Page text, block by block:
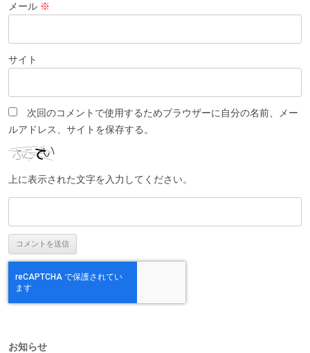
メール ※
サイト
次回のコメントで使用するためブラウザーに自分の名前、メー
ルアドレス、サイトを保存する。
上に表示された文字を入力してください。
お知らせ